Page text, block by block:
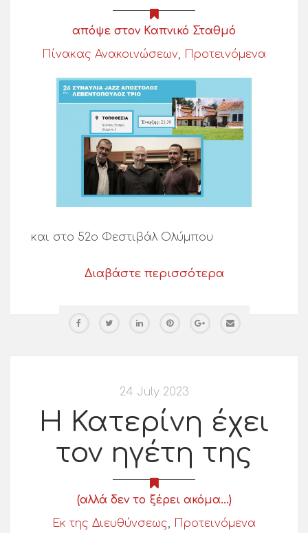
απόψε στον Καπνικό Σταθμό
Πίνακας Ανακοινώσεων, Προτεινόμενα
και στο 52ο Φεστιβάλ Ολύμπου
Διαβάστε περισσότερα
24 July 2023
Η Κατερίνη έχει
τον ηγέτη της
(αλλά δεν το ξέρει ακόμα...)
Εκ της Διευθύνσεως, Προτεινόμενα